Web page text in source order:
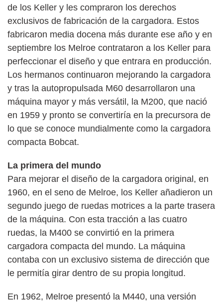
de los Keller y les compraron los derechos
exclusivos de fabricación de la cargadora. Estos
fabricaron media docena más durante ese año y en
septiembre los Melroe contrataron a los Keller para
perfeccionar el diseño y que entrara en producción.
Los hermanos continuaron mejorando la cargadora
y tras la autopropulsada M60 desarrollaron una
máquina mayor y más versátil, la M200, que nació
en 1959 y pronto se convertiría en la precursora de
lo que se conoce mundialmente como la cargadora
compacta Bobcat.
La primera del mundo
Para mejorar el diseño de la cargadora original, en
1960, en el seno de Melroe, los Keller añadieron un
segundo juego de ruedas motrices a la parte trasera
de la máquina. Con esta tracción a las cuatro
ruedas, la M400 se convirtió en la primera
cargadora compacta del mundo. La máquina
contaba con un exclusivo sistema de dirección que
le permitía girar dentro de su propia longitud.
En 1962, Melroe presentó la M440, una versión